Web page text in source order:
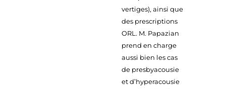
vertiges), ainsi que
des prescriptions
ORL. M. Papazian
prend en charge
aussi bien les cas
de presbyacousie
et d’hyperacousie